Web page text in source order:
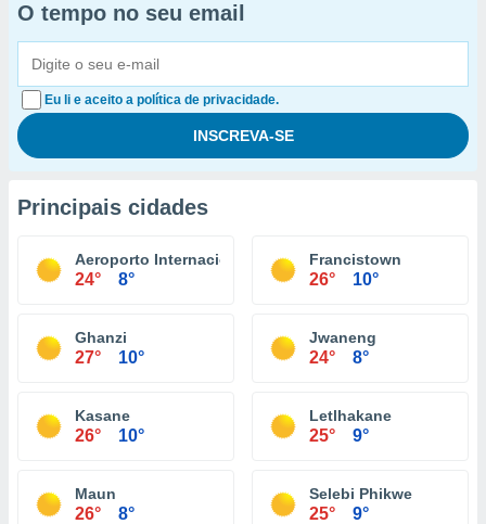
O tempo no seu email
Eu li e aceito a política de privacidade.
Principais cidades
Aeroporto Internacional Sir Seretse Khama
24° 8°
Francistown
26° 10°
Ghanzi
27° 10°
Jwaneng
24° 8°
Kasane
26° 10°
Letlhakane
25° 9°
Maun
26° 8°
Selebi Phikwe
25° 9°